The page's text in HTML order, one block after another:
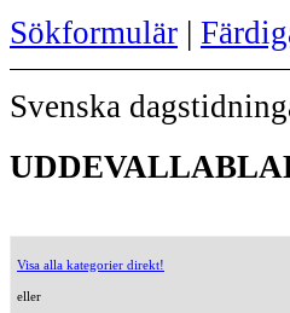
Sökformulär |
Svenska
Visa alla kategorier direkt!
eller